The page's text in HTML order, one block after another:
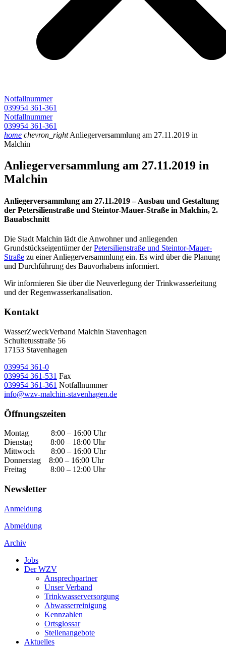
Notfallnummer
039954 361-361
Notfallnummer
039954 361-361
home chevron_right Anliegerversammlung am 27.11.2019 in
Malchin
Anliegerversammlung am 27.11.2019 in
Malchin
Anliegerversammlung am 27.11.2019 – Ausbau und Gestaltung
der Petersilienstraße und Steintor-Mauer-Straße in Malchin, 2.
Bauabschnitt
Die Stadt Malchin lädt die Anwohner und anliegenden
Grundstückseigentümer derPetersilienstraße und Steintor-Mauer-
Straße zu einer Anliegerversammlung ein. Es wird über die Planung
und Durchführung des Bauvorhabens informiert.
Wir informieren Sie über die Neuverlegung der Trinkwasserleitung
und der Regenwasserkanalisation.
Kontakt
WasserZweckVerband­ Malchin Stavenhagen
Schultetusstraße 56
17153 Stavenhagen
039954 361-0
039954 361-531 Fax
039954 361-361 Notfallnummer
info@wzv-malchin-stavenhagen.de
Öffnungszeiten
Montag 8:00 – 16:00 Uhr
Dienstag 8:00 – 18:00 Uhr
Mittwoch 8:00 – 16:00 Uhr
Donnerstag 8:00 – 16:00 Uhr
Freitag 8:00 – 12:00 Uhr
Newsletter
Anmeldung
Abmeldung
Archiv
Jobs
Der WZV
Ansprechpartner
Unser Verband
Trinkwasser­versorgung
Abwasserreinigung
Kennzahlen
Ortsglossar
Stellenangebote
Aktuelles